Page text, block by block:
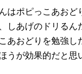
はポピっこあおど
しあげのドリるん
あおどりを勉強し
うが効果的だと思